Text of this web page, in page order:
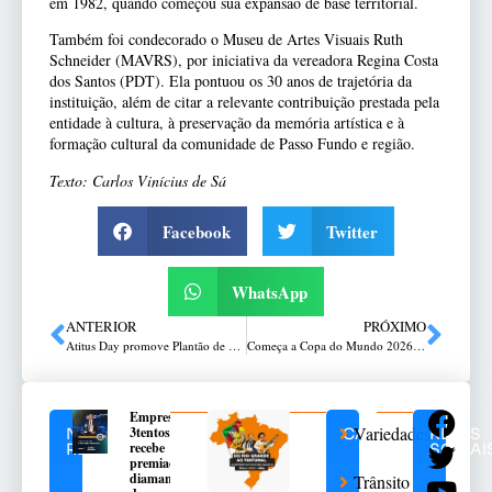
Também foi condecorado o Museu de Artes Visuais Ruth
Schneider (MAVRS), por iniciativa da vereadora Regina Costa
dos Santos (PDT). Ela pontuou os 30 anos de trajetória da
instituição, além de citar a relevante contribuição prestada pela
entidade à cultura, à preservação da memória artística e à
formação cultural da comunidade de Passo Fundo e região.
Texto: Carlos Vinícius de Sá
Facebook Twitter
WhatsApp
ANTERIOR
Atitus Day promove Plantão de Transferência em Passo Fundo e oferece oportunidade para conhecer a infraestrutura da instituição e corpo docente
PRÓXIMO
Começa a Copa do Mundo 2026: Brasil busca a taça após 24 anos; confira a tabela
NOTÍCIAS
RELACIONADAS
Empresa
3tentos
recebe
premiação
diamante
CATEGORIAS
Variedades
Trânsito
REDES